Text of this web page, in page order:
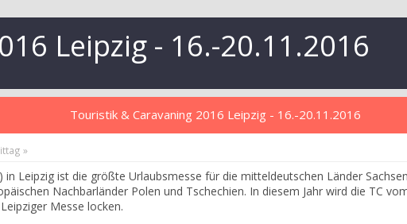
Leipzig - 16.-20.11.2016
Touristik & Caravaning 2016 Leipzig - 16.-20.11.2016
»
in Leipzig ist die größte Urlaubsmesse für die mitteldeutschen Länder
Nachbarländer Polen und Tschechien. In diesem Jahr wird die TC
Messe locken.